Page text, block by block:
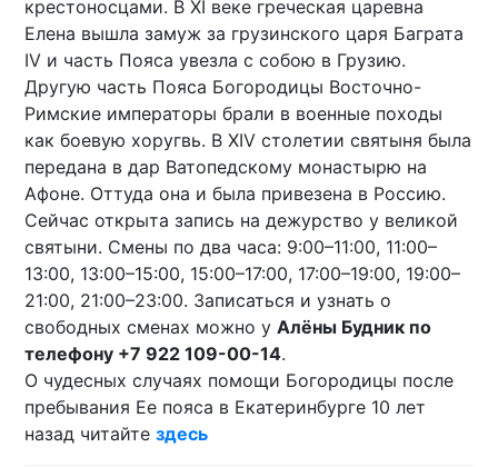
крестоносцами. В XI веке греческая царевна
Елена вышла замуж за грузинского царя Баграта
IV и часть Пояса увезла с собою в Грузию.
Другую часть Пояса Богородицы Восточно-
Римские императоры брали в военные походы
как боевую хоругвь. В XIV столетии святыня была
передана в дар Ватопедскому монастырю на
Афоне. Оттуда она и была привезена в Россию.
Сейчас открыта запись на дежурство у великой
святыни. Смены по два часа: 9:00–11:00, 11:00–
13:00, 13:00–15:00, 15:00–17:00, 17:00–19:00, 19:00–
21:00, 21:00–23:00. Записаться и узнать о
свободных сменах можно уАлëны Будник по
телефону +7 922 109-00-14.
О чудесных случаях помощи Богородицы после
пребывания Ее пояса в Екатеринбурге 10 лет
назад читайтездесь